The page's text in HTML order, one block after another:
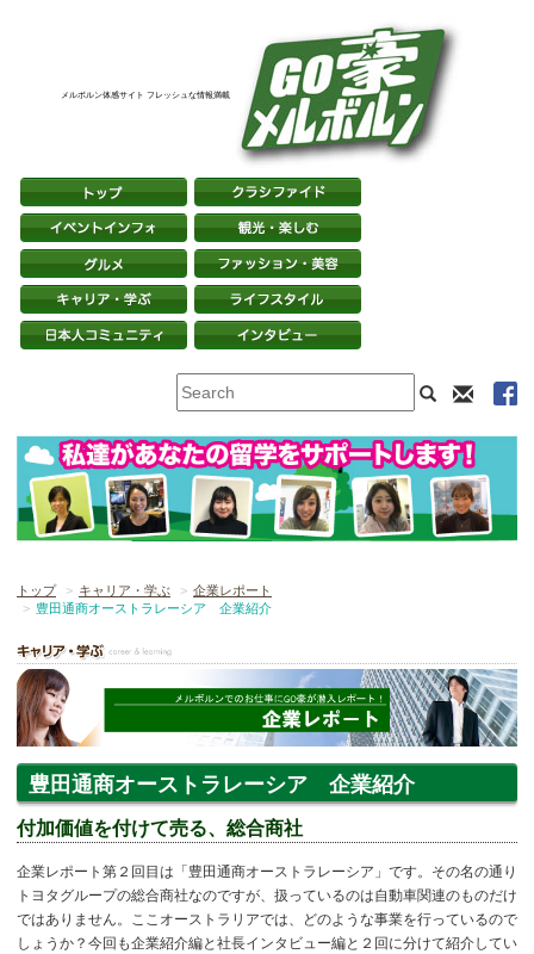
メルボルン体感サイト フレッシュな情報満載
トップ キャリア・学ぶ
企業レポート
豊田通商オーストラレーシア 企業紹介
豊田通商オーストラレーシア 企業紹介
付加価値を付けて売る、総合商社
企業レポート第２回目は「豊田通商オーストラレーシア」です。その名の通り
トヨタグループの総合商社なのですが、扱っているのは自動車関連のものだけ
ではありません。ここオーストラリアでは、どのような事業を行っているので
しょうか？今回も企業紹介編と社長インタビュー編と２回に分けて紹介してい